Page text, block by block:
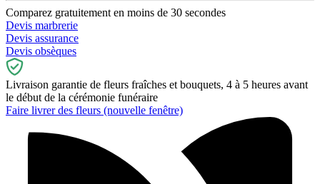
Comparez gratuitement en moins de 30 secondes
Devis marbrerie
Devis assurance
Devis obsèques
Livraison garantie de fleurs fraîches et bouquets, 4 à 5 heures avant
le début de la cérémonie funéraire
Faire livrer des fleurs (nouvelle fenêtre)